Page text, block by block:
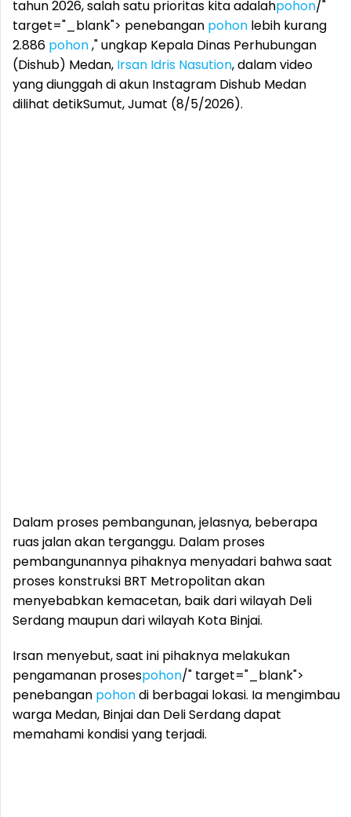
tahun 2026, salah satu prioritas kita adalahpohon/"
target="_blank"> penebangan pohon lebih kurang
2.886 pohon," ungkap Kepala Dinas Perhubungan
(Dishub) Medan, Irsan Idris Nasution, dalam video
yang diunggah di akun Instagram Dishub Medan
dilihat detikSumut, Jumat (8/5/2026).
Dalam proses pembangunan, jelasnya, beberapa
ruas jalan akan terganggu. Dalam proses
pembangunannya pihaknya menyadari bahwa saat
proses konstruksi BRT Metropolitan akan
menyebabkan kemacetan, baik dari wilayah Deli
Serdang maupun dari wilayah Kota Binjai.
Irsan menyebut, saat ini pihaknya melakukan
pengamanan prosespohon/" target="_blank">
penebangan pohondi berbagai lokasi. Ia mengimbau
warga Medan, Binjai dan Deli Serdang dapat
memahami kondisi yang terjadi.